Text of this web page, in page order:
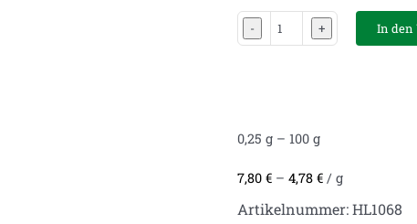
Irish
Menge
In den
0,25 g – 100 g
7,80 € – 4,78 € / g
Artikelnummer:HL1068